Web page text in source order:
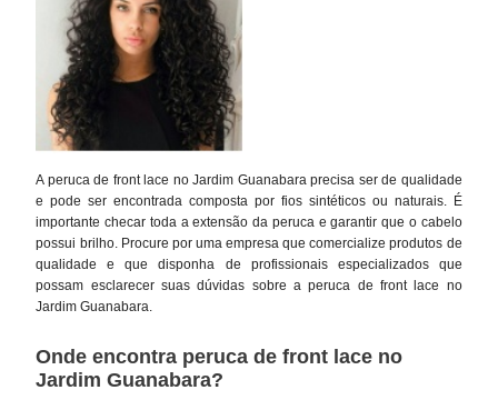
A peruca de front lace no Jardim Guanabara precisa ser de qualidade
e pode ser encontrada composta por fios sintéticos ou naturais. É
importante checar toda a extensão da peruca e garantir que o cabelo
possui brilho. Procure por uma empresa que comercialize produtos de
qualidade e que disponha de profissionais especializados que
possam esclarecer suas dúvidas sobre a peruca de front lace no
Jardim Guanabara.
Onde encontra peruca de front lace no
Jardim Guanabara?